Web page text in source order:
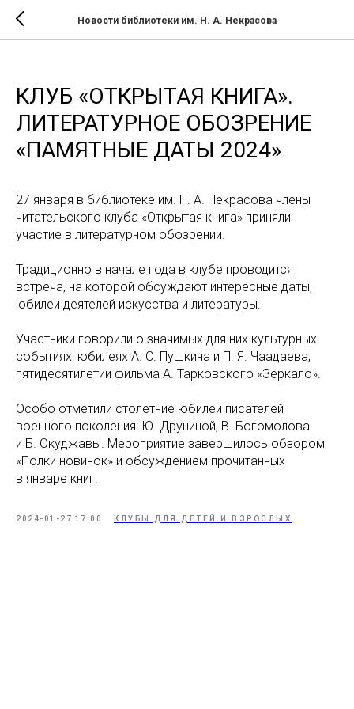
Новости библиотеки им. Н. А. Некрасова
КЛУБ «ОТКРЫТАЯ КНИГА».
ЛИТЕРАТУРНОЕ ОБОЗРЕНИЕ
«ПАМЯТНЫЕ ДАТЫ 2024»
27 января в библиотеке им. Н. А. Некрасова члены
читательского клуба «Открытая книга» приняли
участие в литературном обозрении.
Традиционно в начале года в клубе проводится
встреча, на которой обсуждают интересные даты,
юбилеи деятелей искусства и литературы.
Участники говорили о значимых для них культурных
событиях: юбилеях А. С. Пушкина и П. Я. Чаадаева,
пятидесятилетии фильма А. Тарковского «Зеркало».
Особо отметили столетние юбилеи писателей
военного поколения: Ю. Друниной, В. Богомолова
и Б. Окуджавы. Мероприятие завершилось обзором
«Полки новинок» и обсуждением прочитанных
в январе книг.
2024-01-27 17:00 КЛУБЫ ДЛЯ ДЕТЕЙ И ВЗРОСЛЫХ